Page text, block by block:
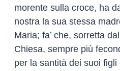
morente sulla croce, ha
nostra la sua stessa
Maria; fa’ che, sorretta
Chiesa, sempre più
per la santità dei suoi